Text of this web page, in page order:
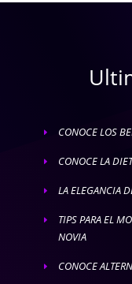
E CONOCE LOS
E CONOCE LA
E LA ELEGANCIA
E
TIPS PARA EL
NOVIA
E CONOCE